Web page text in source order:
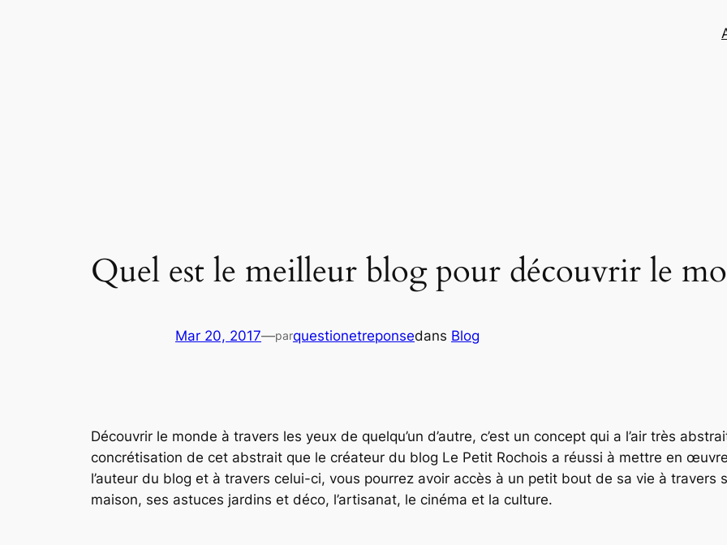
Quel est le meilleur blog pour découvrir le
Mar 20, 2017—parquestionetreponsedans Blog
Découvrir le monde à travers les yeux de quelqu’un d’autre, c’est un concept qui a l’air très
concrétisation de cet abstrait que le créateur du blog Le Petit Rochois a réussi à mettre en
l’auteur du blog et à travers celui-ci, vous pourrez avoir accès à un petit bout de sa vie à travers
maison, ses astuces jardins et déco, l’artisanat, le cinéma et la culture.